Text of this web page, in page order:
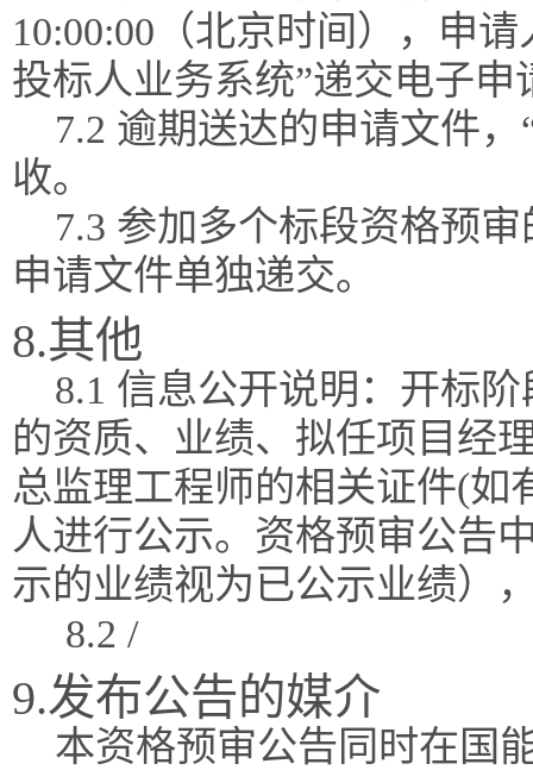
10:00:00（北京时间），申
投标人业务系统”递交电子申
7.2 逾期送达的申请文件
收。
7.3 参加多个标段资格预
申请文件单独递交。
8.其他
8.1 信息公开说明：开标
的资质、业绩、拟任项目经
总监理工程师的相关证件(如
人进行公示。资格预审公告
示的业绩视为已公示业绩）
8.2 /
9.发布公告的媒介
本资格预审公告同时在国